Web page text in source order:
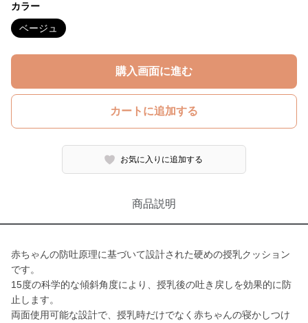
カラー
ベージュ
購入画面に進む
カートに追加する
お気に入りに追加する
商品説明
赤ちゃんの防吐原理に基づいて設計された硬めの授乳クッション
です。
15度の科学的な傾斜角度により、授乳後の吐き戻しを効果的に防
止します。
両面使用可能な設計で、授乳時だけでなく赤ちゃんの寝かしつけ